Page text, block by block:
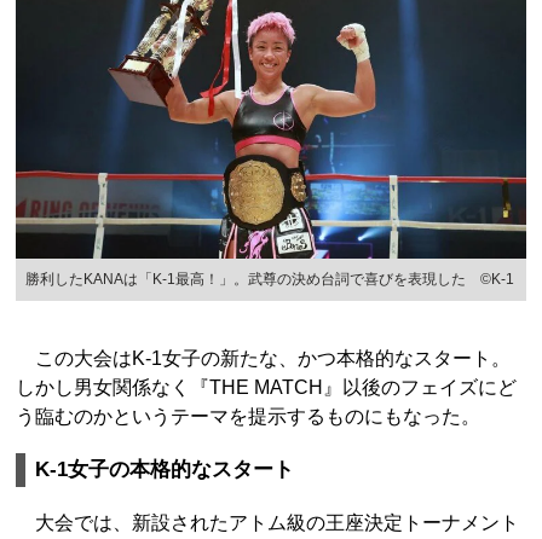
勝利したKANAは「K-1最高！」。武尊の決め台詞で喜びを表現した ©K-1
この大会はK-1女子の新たな、かつ本格的なスタート。
しかし男女関係なく『THE MATCH』以後のフェイズにど
う臨むのかというテーマを提示するものにもなった。
K-1女子の本格的なスタート
大会では、新設されたアトム級の王座決定トーナメント